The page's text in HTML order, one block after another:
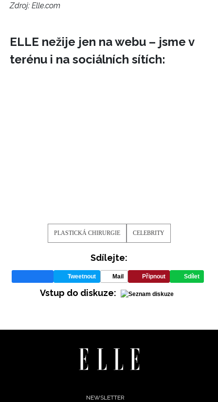
NEWSLETTER
Zdroj: Elle.com
ELLE nežije jen na webu – jsme v
terénu i na sociálních sítích:
PLASTICKÁ CHIRURGIE CELEBRITY
Sdílejte:
Tweetnout Mail Připnout Sdílet
Vstup do diskuze:
NEWSLETTER